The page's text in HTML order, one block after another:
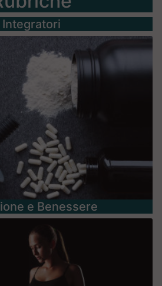
Integratori
e Benessere